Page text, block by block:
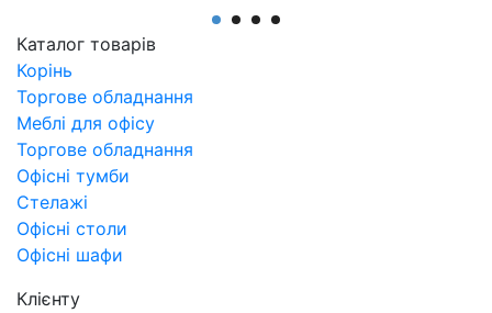
Каталог товарів
Корінь
Торгове обладнання
Меблі для офісу
Торгове обладнання
Офісні тумби
Стелажі
Офісні столи
Офісні шафи
Клієнту